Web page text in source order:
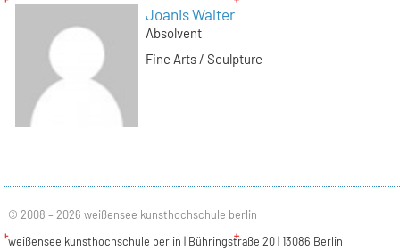
Joanis Walter
Absolvent
Fine Arts / Sculpture
© 2008 – 2026 weißensee kunsthochschule berlin
weißensee kunsthochschule berlin | Bühringstraße 20 | 13086 Berlin